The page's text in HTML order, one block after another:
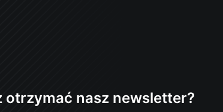
otrzymać nasz newsletter?